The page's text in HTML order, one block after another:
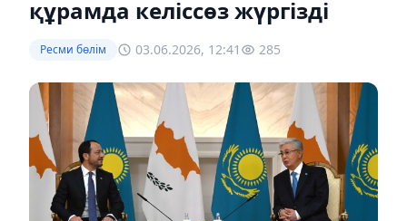
құрамда келіссөз жүргізді
Ресми бөлім 03.06.2026, 12:41 285